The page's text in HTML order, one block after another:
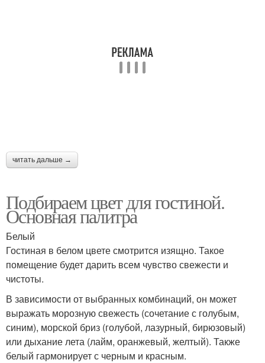
читать дальше →
Подбираем цвет для гостиной.
Основная палитра
Белый
Гостиная в белом цвете смотрится изящно. Такое
помещение будет дарить всем чувство свежести и
чистоты.
В зависимости от выбранных комбинаций, он может
выражать морозную свежесть (сочетание с голубым,
синим), морской бриз (голубой, лазурный, бирюзовый)
или дыхание лета (лайм, оранжевый, желтый). Также
белый гармонирует с черным и красным.